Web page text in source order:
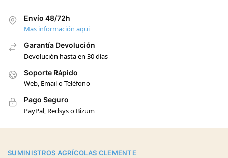
Envío 48/72h
Mas información aqui
Garantía Devolución
Devolución hasta en 30 días
Soporte Rápido
Web, Email o Teléfono
Pago Seguro
PayPal, Redsys o Bizum
SUMINISTROS AGRÍCOLAS CLEMENTE